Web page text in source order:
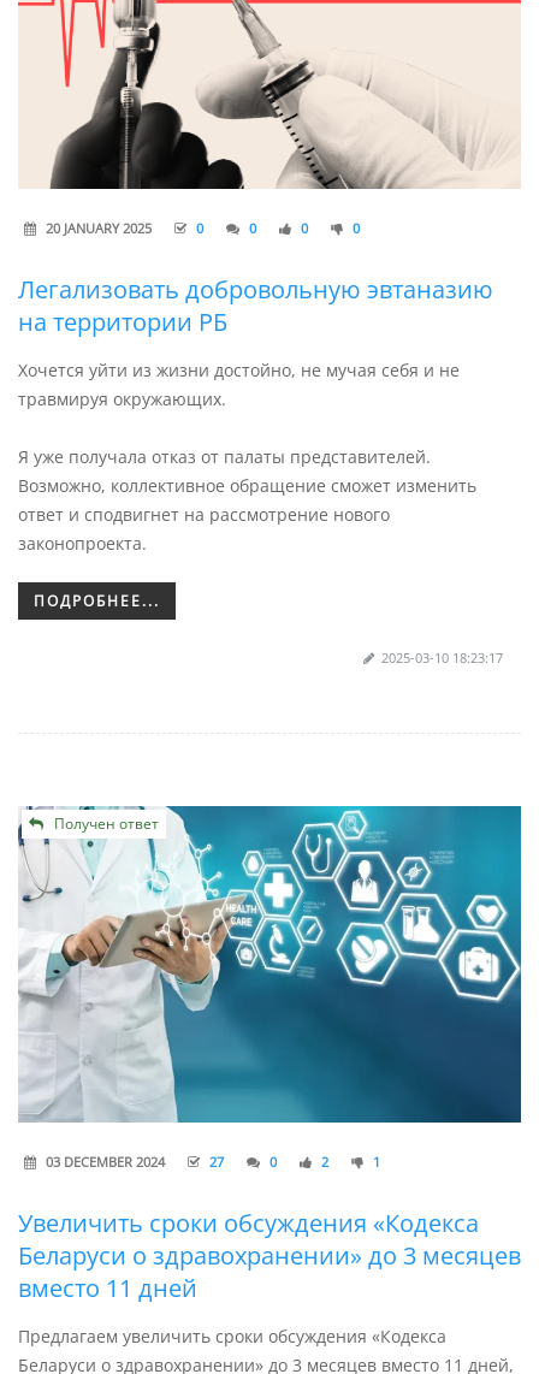
20 JANUARY 2025 0 0 0 0
Легализовать добровольную эвтаназию
на территории РБ
Хочется уйти из жизни достойно, не мучая себя и не
травмируя окружающих.
Я уже получала отказ от палаты представителей.
Возможно, коллективное обращение сможет изменить
ответ и сподвигнет на рассмотрение нового
законопроекта.
ПОДРОБНЕЕ...
2025-03-10 18:23:17
Получен ответ
03 DECEMBER 2024 27 0 2 1
Увеличить сроки обсуждения «Кодекса
Беларуси о здравохранении» до 3 месяцев
вместо 11 дней
Предлагаем увеличить сроки обсуждения «Кодекса
Беларуси о здравохранении» до 3 месяцев вместо 11 дней,